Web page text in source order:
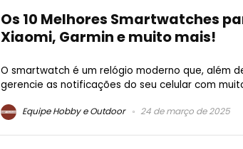
Os 10 Melhores Smartwatches
Xiaomi, Garmin e muito mais!
O smartwatch é um relógio moderno que, além
gerencie as notificações do seu celular com
Equipe Hobby e Outdoor 24 de março de 2025